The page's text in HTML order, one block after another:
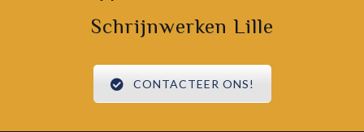
Schrijnwerken Lille
CONTACTEER ONS!